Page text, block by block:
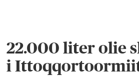
22.000 liter olie
i